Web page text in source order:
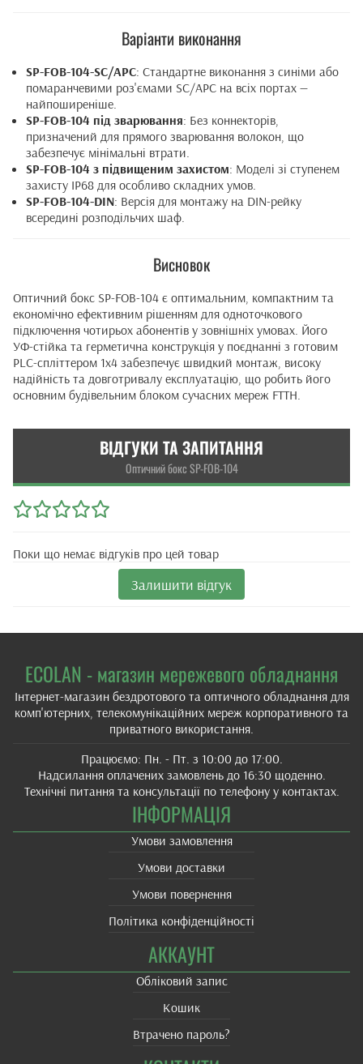
Варіанти виконання
SP-FOB-104-SC/APC: Стандартне виконання з синіми або
помаранчевими роз'ємами SC/APC на всіх портах —
найпоширеніше.
SP-FOB-104 під зварювання: Без коннекторів,
призначений для прямого зварювання волокон, що
забезпечує мінімальні втрати.
SP-FOB-104 з підвищеним захистом: Моделі зі ступенем
захисту IP68 для особливо складних умов.
SP-FOB-104-DIN: Версія для монтажу на DIN-рейку
всередині розподільчих шаф.
Висновок
Оптичний бокс SP-FOB-104 є оптимальним, компактним та
економічно ефективним рішенням для одноточкового
підключення чотирьох абонентів у зовнішніх умовах. Його
УФ-стійка та герметична конструкція у поєднанні з готовим
PLC-спліттером 1x4 забезпечує швидкий монтаж, високу
надійність та довготривалу експлуатацію, що робить його
основним будівельним блоком сучасних мереж FTTH.
ВІДГУКИ ТА ЗАПИТАННЯ
Оптичний бокс SP-FOB-104
Поки що немає відгуків про цей товар
Залишити відгук
ECOLAN - магазин мережевого обладнання
Інтернет-магазин бездротового та оптичного обладнання для
комп'ютерних, телекомунікаційних мереж корпоративного та
приватного використання.
Працюємо: Пн. - Пт. з 10:00 до 17:00.
Надсилання оплачених замовлень до 16:30 щоденно.
Технічні питання та консультації по телефону у контактах.
ІНФОРМАЦІЯ
Умови замовлення
Умови доставки
Умови повернення
Політика конфіденційності
АККАУНТ
Обліковий запис
Кошик
Втрачено пароль?